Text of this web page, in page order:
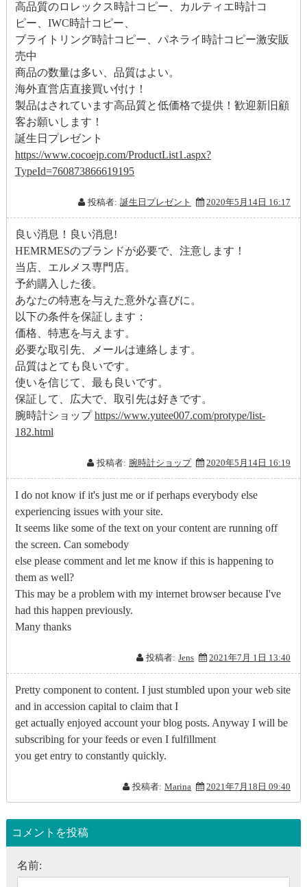
高品質のロレックス時計コピー、カルティエ時計コ
ピー、IWC時計コピー、
ブライトリング時計コピー、パネライ時計コピー激安販
売中
商品の数量は多い、品質はよい。
海外直営店直接買い付け！
製品はされています高品質と低価格で提供！歓迎新旧顧
客お願いします！
誕生日プレゼント
https://www.cocoejp.com/ProductList1.aspx?
TypeId=760873866619195
投稿者: 誕生日プレゼント 2020年5月14日 16:17
良い消息！良い消息!
HEMRMESのブランドが必要で、注意します！
当店、エルメス専門店。
予約購入した後。
あなたの特恵を与えた意外な喜びに。
以下の条件を保証します：
価格、特恵を与えます。
必要な取引先、メールは連絡します。
品質はとても良いです。
使いを信じて、最も良いです。
保証して、広大で、取引先は好きです。
腕時計ショップhttps://www.yutee007.com/protype/list-
182.html
投稿者: 腕時計ショップ 2020年5月14日 16:19
I do not know if it's just me or if perhaps everybody else
experiencing issues with your site.
It seems like some of the text on your content are running off
the screen. Can somebody
else please comment and let me know if this is happening to
them as well?
This may be a problem with my internet browser because I've
had this happen previously.
Many thanks
投稿者: Jens 2021年7月 1日 13:40
Pretty component to content. I just stumbled upon your web site
and in accession capital to claim that I
get actually enjoyed account your blog posts. Anyway I will be
subscribing for your feeds or even I fulfillment
you get entry to constantly quickly.
投稿者: Marina 2021年7月18日 09:40
コメントを投稿
名前: